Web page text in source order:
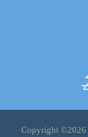
Copyright ©2026